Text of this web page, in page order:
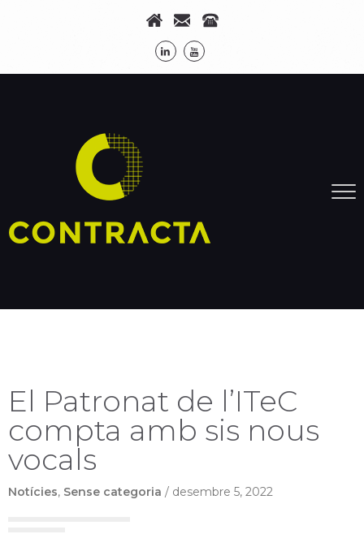
El Patronat de l’ITeC
compta amb sis nous
vocals
Notícies, Sense categoria / desembre 5, 2022